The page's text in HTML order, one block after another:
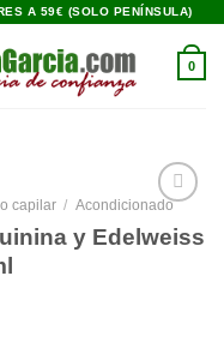
A 59€ (SOLO PENÍNSULA)
0
a la
capilar / Acondicionado
y Edelweiss